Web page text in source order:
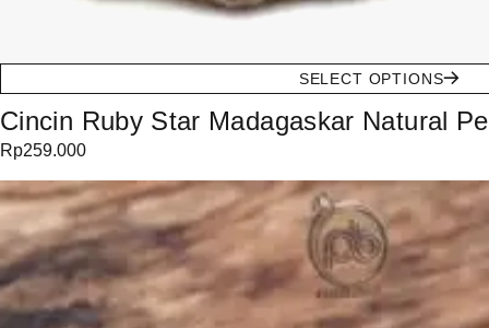
SELECT OPTIONS
Cincin Ruby Star Madagaskar Natural
Rp259.000